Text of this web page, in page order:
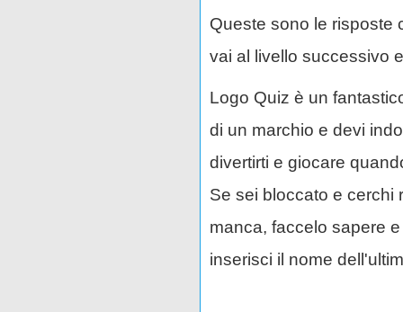
Queste sono le risposte
vai al livello successivo
Logo Quiz è un
di un marchio e devi
divertirti e giocare
Se sei bloccato e cerchi
manca, faccelo sapere
inserisci il nome